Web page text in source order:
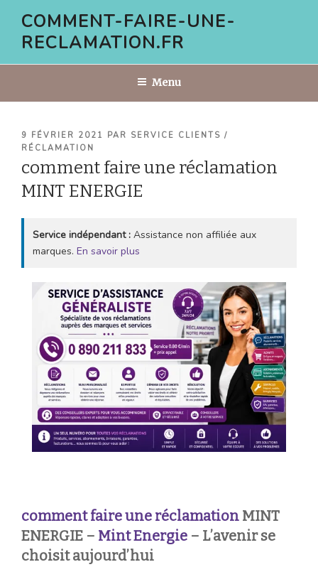
contenu
COMMENT-FAIRE-UNE-
RECLAMATION.FR
Menu
PUBLIÉ
LE
9 FÉVRIER 2021 PAR SERVICE CLIENTS /
RÉCLAMATION
comment faire une réclamation
MINT ENERGIE
Service indépendant : Assistance non affiliée aux
marques. En savoir plus
comment faire une réclamation MINT
ENERGIE – Mint Energie – L’avenir se
choisit aujourd’hui